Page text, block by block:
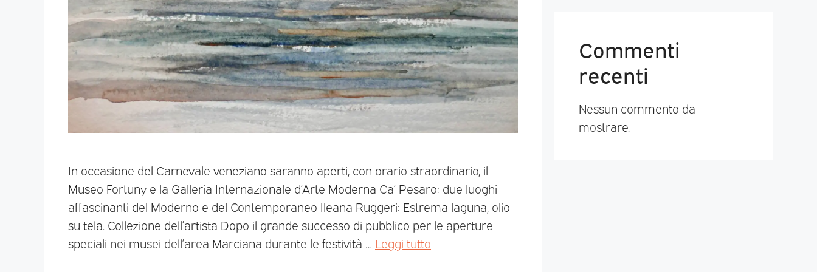
In occasione del Carnevale veneziano saranno aperti, con orario straordinario, il
Museo Fortuny e la Galleria Internazionale d’Arte Moderna Ca’ Pesaro: due luoghi
affascinanti del Moderno e del Contemporaneo Ileana Ruggeri: Estrema laguna, olio
su tela. Collezione dell’artista Dopo il grande successo di pubblico per le aperture
speciali nei musei dell’area Marciana durante le festività … Leggi tutto
Commenti
recenti
Nessun commento da
mostrare.